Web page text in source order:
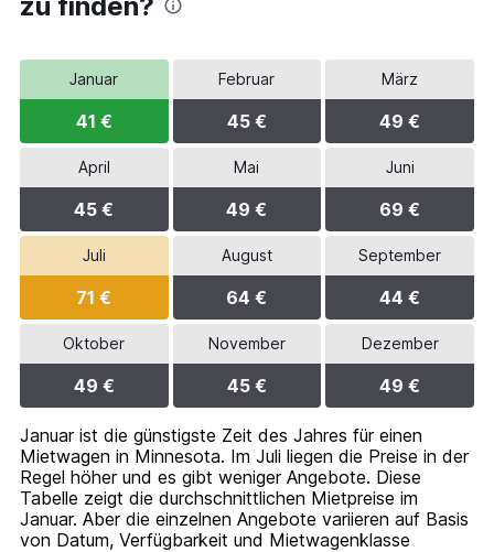
1
axis
displaying
values.
0
60.
Januar
41 €
Februar
45 €
März
49 €
April
45 €
Mai
49 €
Juni
69 €
Juli
71 €
August
64 €
September
44 €
Oktober
49 €
November
45 €
Dezember
49 €
Januar ist die günstigste Zeit des Jahres für einen
Mietwagen in Minnesota. Im Juli liegen die Preise in der
Regel höher und es gibt weniger Angebote. Diese
Tabelle zeigt die durchschnittlichen Mietpreise im
Januar. Aber die einzelnen Angebote variieren auf Basis
von Datum, Verfügbarkeit und Mietwagenklasse